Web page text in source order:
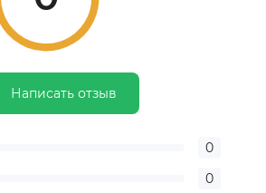
Написать отзыв
0
0